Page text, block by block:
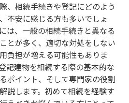
、相続手続きや登記にどのよう
不安に感じる方も多いでしょ
は、一般の相続手続きと異なる
とが多く、適切な対処をしない
負担が増える可能性もありま
記建物を相続する際の基本的な
ポイント、そして専門家の役割
説します。初めて相続を経験す